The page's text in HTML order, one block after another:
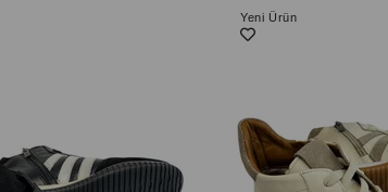
Yeni Ürün